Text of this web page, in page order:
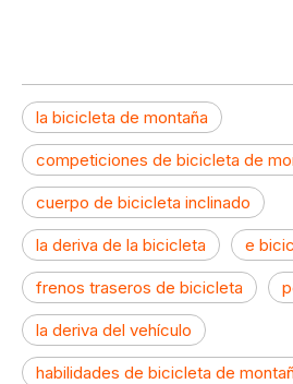
la bicicleta de montaña
competiciones de bicicleta de
cuerpo de bicicleta inclinado
la deriva de la bicicleta e
frenos traseros de bicicleta
la deriva del vehículo
habilidades de bicicleta de